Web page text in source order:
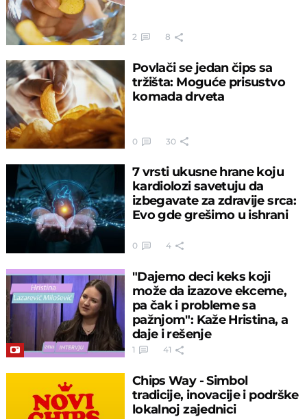
2 8
Povlači se jedan čips sa
tržišta: Moguće prisustvo
komada drveta
0 30
7 vrsti ukusne hrane koju
kardiolozi savetuju da
izbegavate za zdravije srca:
Evo gde grešimo u ishrani
0 4
"Dajemo deci keks koji
može da izazove ekceme,
pa čak i probleme sa
pažnjom": Kaže Hristina, a
daje i rešenje
1 41
Chips Way - Simbol
tradicije, inovacije i podrške
lokalnoj zajednici